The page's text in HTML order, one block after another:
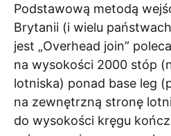
Podstawową metodą
Brytanii (i wielu
jest „Overhead join”
na wysokości 2000 stóp
lotniska) ponad base leg
na zewnętrzną stronę
do wysokości kręgu